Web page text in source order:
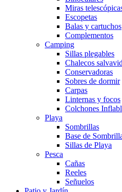
Miras
Escopetas
Balas y cartuchos
Complementos
Camping
Sillas plegables
Chalecos
Conservadoras
Sobres de dormir
Carpas
Linternas y focos
Colchones
Playa
Sombrillas
Base de
Sillas de Playa
Pesca
Cañas
Reeles
Señuelos